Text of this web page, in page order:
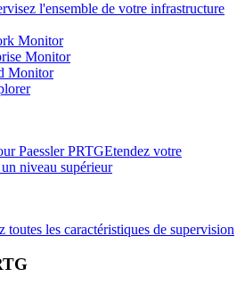
l'ensemble de votre infrastructure
Monitor
Monitor
Monitor
Paessler PRTGEtendez votre
niveau supérieur
toutes les caractéristiques de supervision